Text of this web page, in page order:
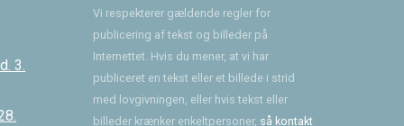
3.
Vi respekterer gældende regler for
publicering af tekst og billeder på
Internettet. Hvis du mener, at vi har
publiceret en tekst eller et billede i strid
med lovgivningen, eller hvis tekst eller
billeder krænker enkeltpersoner, så kontakt